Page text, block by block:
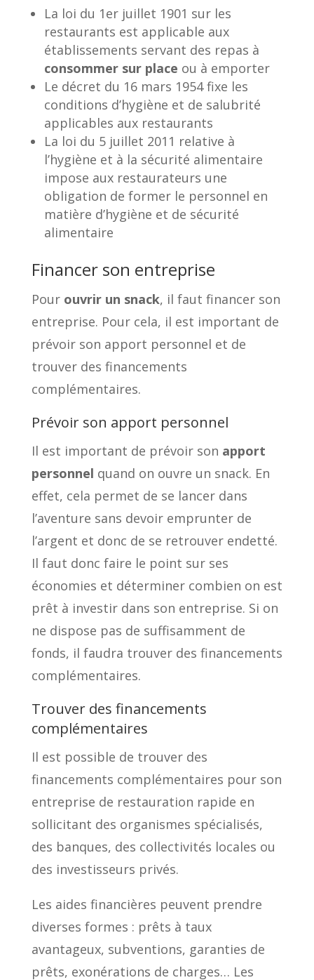
La loi du 1er juillet 1901 sur les
restaurants est applicable aux
établissements servant des repas à
consommer sur place ou à emporter
Le décret du 16 mars 1954 fixe les
conditions d’hygiène et de salubrité
applicables aux restaurants
La loi du 5 juillet 2011 relative à
l’hygiène et à la sécurité alimentaire
impose aux restaurateurs une
obligation de former le personnel en
matière d’hygiène et de sécurité
alimentaire
Financer son entreprise
Pour ouvrir un snack, il faut financer son
entreprise. Pour cela, il est important de
prévoir son apport personnel et de
trouver des financements
complémentaires.
Prévoir son apport personnel
Il est important de prévoir son apport
personnel quand on ouvre un snack. En
effet, cela permet de se lancer dans
l’aventure sans devoir emprunter de
l’argent et donc de se retrouver endetté.
Il faut donc faire le point sur ses
économies et déterminer combien on est
prêt à investir dans son entreprise. Si on
ne dispose pas de suffisamment de
fonds, il faudra trouver des financements
complémentaires.
Trouver des financements
complémentaires
Il est possible de trouver des
financements complémentaires pour son
entreprise de restauration rapide en
sollicitant des organismes spécialisés,
des banques, des collectivités locales ou
des investisseurs privés.
Les aides financières peuvent prendre
diverses formes : prêts à taux
avantageux, subventions, garanties de
prêts, exonérations de charges… Les